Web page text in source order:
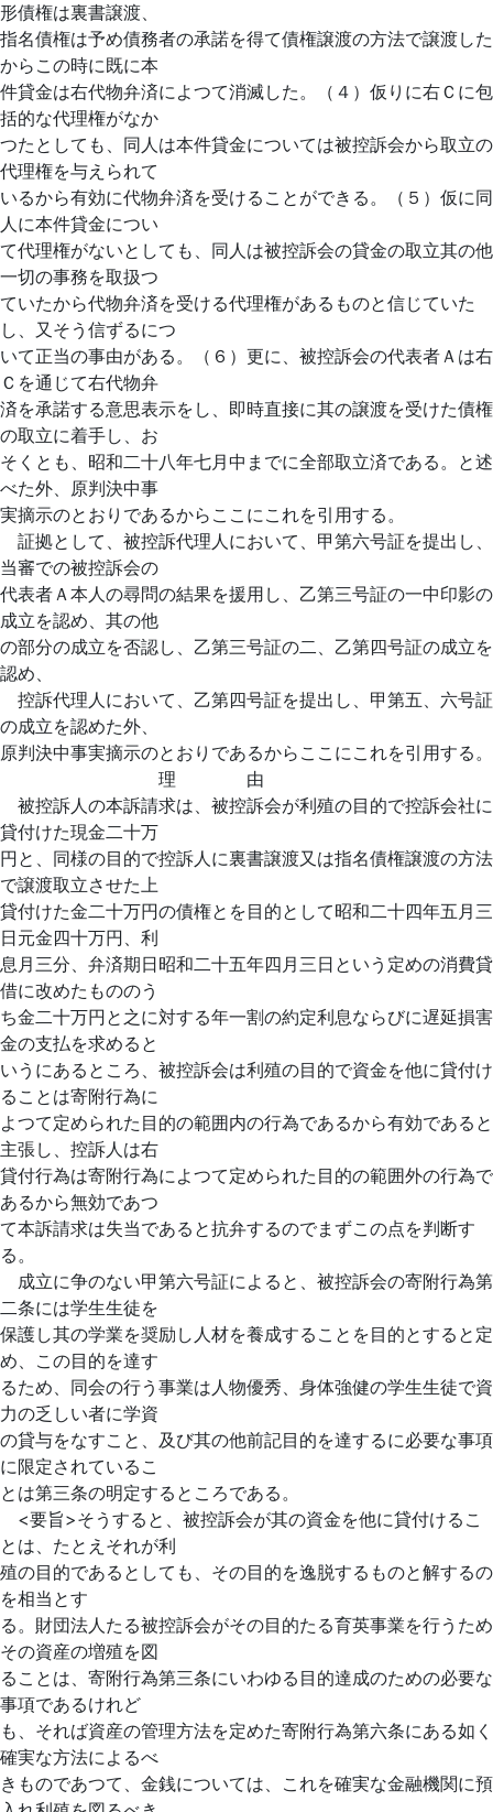
形債権は裏書譲渡、
指名債権は予め債務者の承諾を得て債権譲渡の方法で譲渡した
からこの時に既に本
件貸金は右代物弁済によつて消滅した。（４）仮りに右Ｃに包
括的な代理権がなか
つたとしても、同人は本件貸金については被控訴会から取立の
代理権を与えられて
いるから有効に代物弁済を受けることができる。（５）仮に同
人に本件貸金につい
て代理権がないとしても、同人は被控訴会の貸金の取立其の他
一切の事務を取扱つ
ていたから代物弁済を受ける代理権があるものと信じていた
し、又そう信ずるにつ
いて正当の事由がある。（６）更に、被控訴会の代表者Ａは右
Ｃを通じて右代物弁
済を承諾する意思表示をし、即時直接に其の譲渡を受けた債権
の取立に着手し、お
そくとも、昭和二十八年七月中までに全部取立済である。と述
べた外、原判決中事
実摘示のとおりであるからここにこれを引用する。
証拠として、被控訴代理人において、甲第六号証を提出し、
当審での被控訴会の
代表者Ａ本人の尋問の結果を援用し、乙第三号証の一中印影の
成立を認め、其の他
の部分の成立を否認し、乙第三号証の二、乙第四号証の成立を
認め、
控訴代理人において、乙第四号証を提出し、甲第五、六号証
の成立を認めた外、
原判決中事実摘示のとおりであるからここにこれを引用する。
理 由
被控訴人の本訴請求は、被控訴会が利殖の目的で控訴会社に
貸付けた現金二十万
円と、同様の目的で控訴人に裏書譲渡又は指名債権譲渡の方法
で譲渡取立させた上
貸付けた金二十万円の債権とを目的として昭和二十四年五月三
日元金四十万円、利
息月三分、弁済期日昭和二十五年四月三日という定めの消費貸
借に改めたもののう
ち金二十万円と之に対する年一割の約定利息ならびに遅延損害
金の支払を求めると
いうにあるところ、被控訴会は利殖の目的で資金を他に貸付け
ることは寄附行為に
よつて定められた目的の範囲内の行為であるから有効であると
主張し、控訴人は右
貸付行為は寄附行為によつて定められた目的の範囲外の行為で
あるから無効であつ
て本訴請求は失当であると抗弁するのでまずこの点を判断す
る。
成立に争のない甲第六号証によると、被控訴会の寄附行為第
二条には学生生徒を
保護し其の学業を奨励し人材を養成することを目的とすると定
め、この目的を達す
るため、同会の行う事業は人物優秀、身体強健の学生生徒で資
力の乏しい者に学資
の貸与をなすこと、及び其の他前記目的を達するに必要な事項
に限定されているこ
とは第三条の明定するところである。
<要旨>そうすると、被控訴会が其の資金を他に貸付けるこ
とは、たとえそれが利
殖の目的であるとしても、その目 的を逸脱するものと解するの
を相当とす
る。財団法人たる被控訴会がその目的たる育英事業を行うため
その資産の増殖を図
ることは、寄附行為第三条にいわゆる目的達成のための必要な
事項であるけれど
も、それば資産の管理方法を定めた寄附行為第六条にある如く
確実な方法によるべ
きものであつて、金銭については、これを確実な金融機関に預